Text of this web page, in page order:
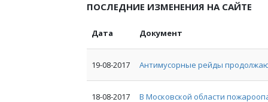
ПОСЛЕДНИЕ ИЗМЕНЕНИЯ НА САЙТЕ
Дата Документ
19-08-2017 Антимусорные рейды
18-08-2017 В Московской области